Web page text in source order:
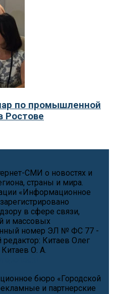
по промышленной
Ростове
СМИ о новостях и
страны и мира.
«Информационное
в сфере связи,
и массовых
номер ЭЛ № ФС 77 -
редактор: Китаев Олег
О. А.
бюро «Городской
и партнерские